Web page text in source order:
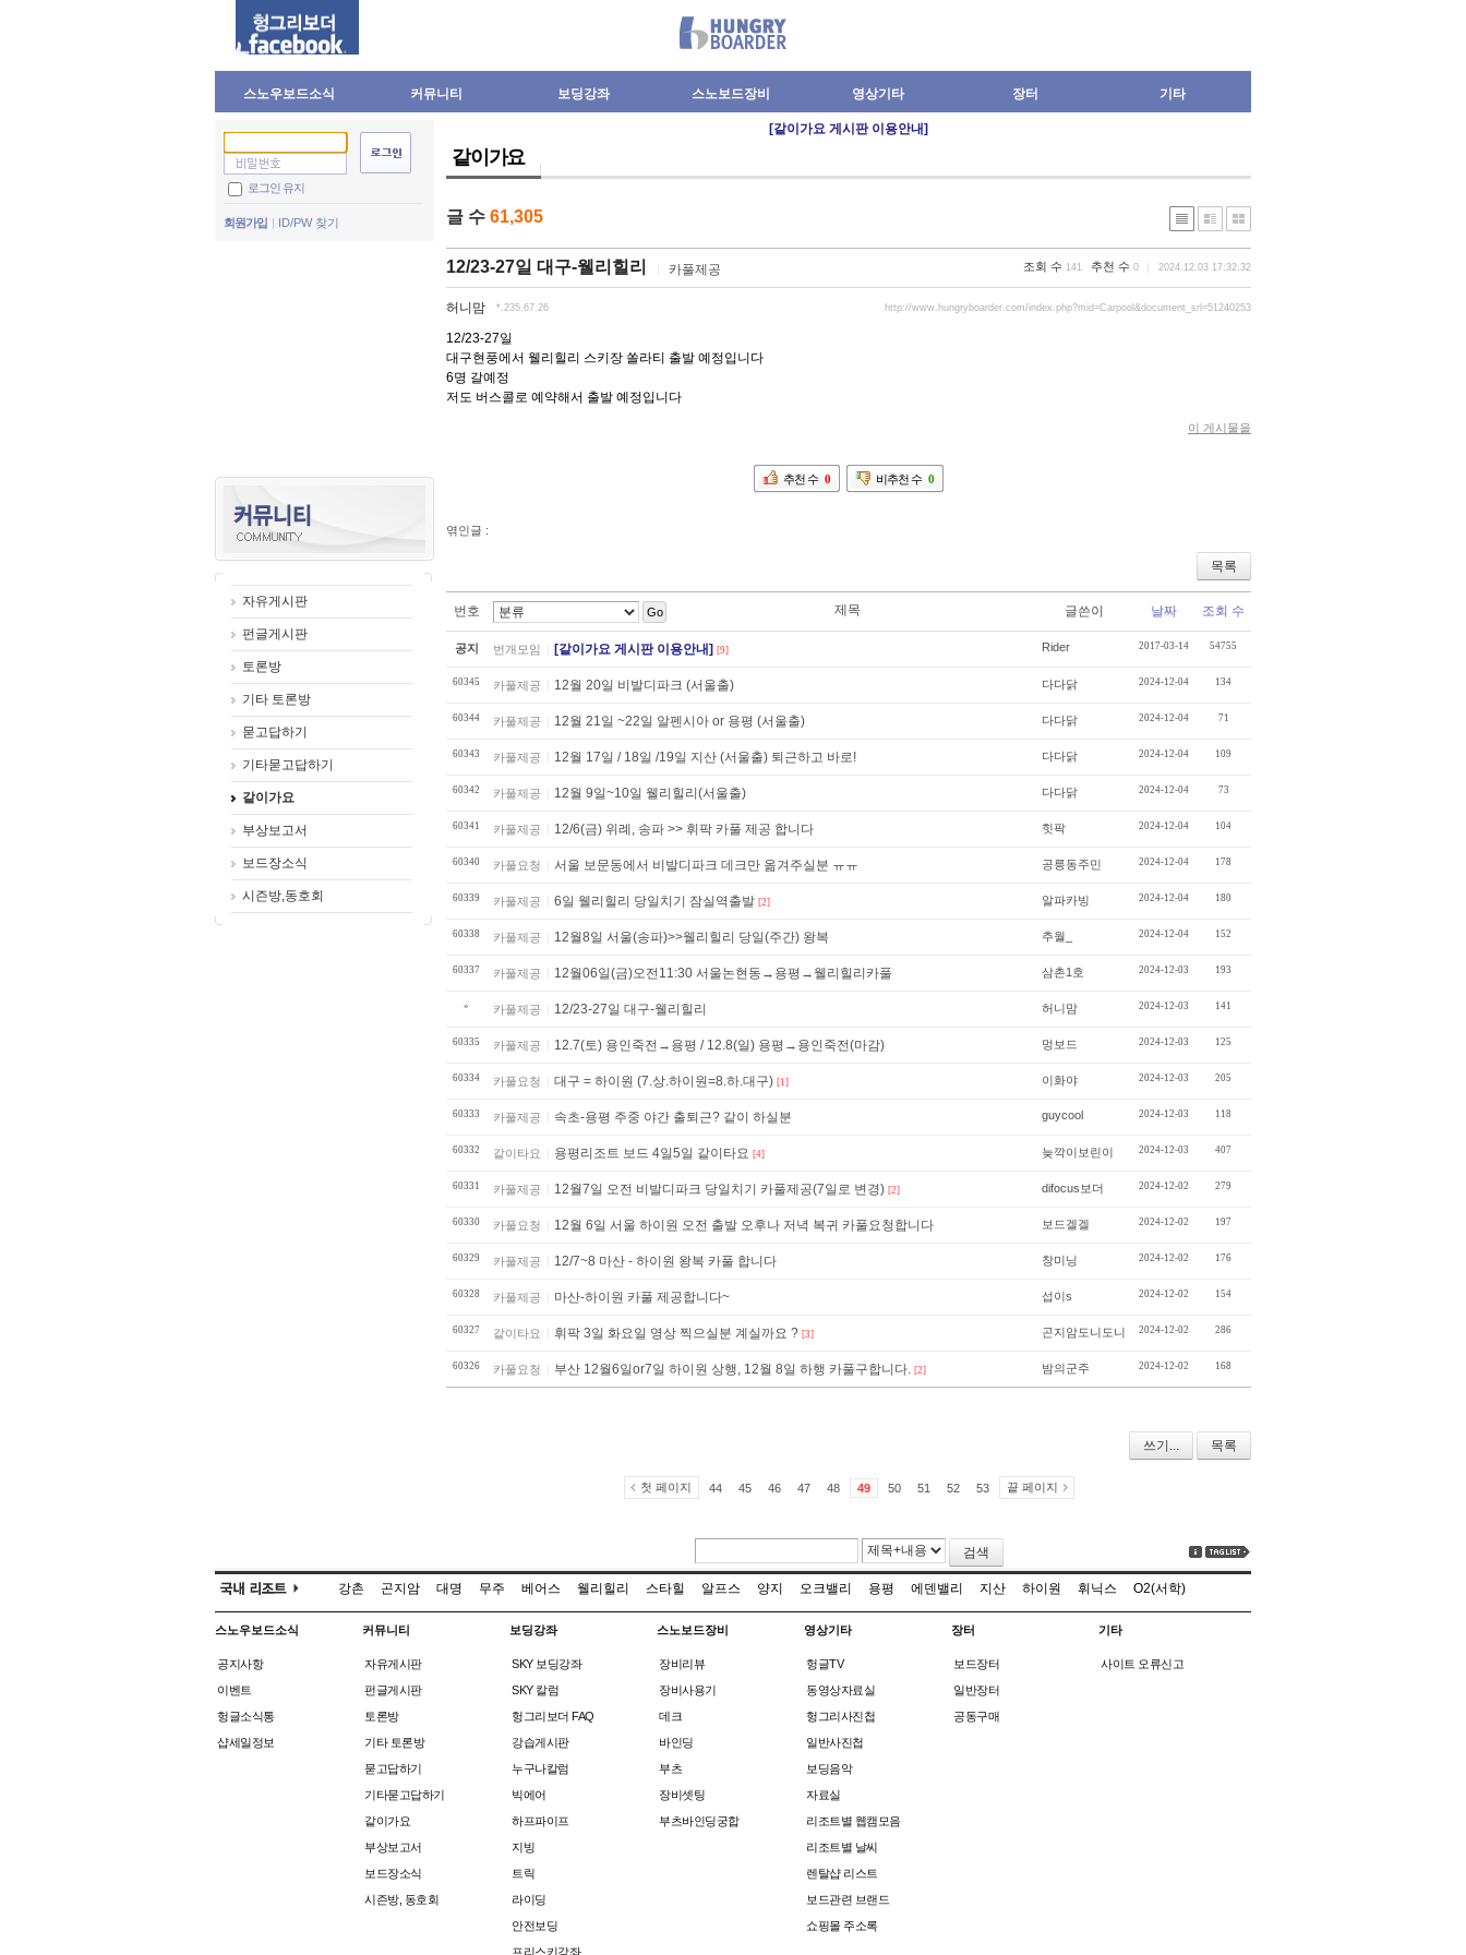
스노우보드소식 커뮤니티 보딩강좌 스노보드장비 영상기타 장터 기타
로그인 유지
회원가입 ID/PW 찾기
자유게시판
펀글게시판
토론방
기타 토론방
묻고답하기
기타묻고답하기
같이가요
부상보고서
보드장소식
시즌방,동호회
[같이가요 게시판 이용안내]
같이가요
글 수 61,305
12/23-27일 대구-웰리힐리 카풀제공 조회 수 141 추천 수 0 2024.12.03 17:32:32
허니맘 *.235.67.26 http://www.hungryboarder.com/index.php?mid=Carpool&document_srl=51240253
12/23-27일
대구현풍에서 웰리힐리 스키장 쏠라티 출발 예정입니다
6명 갈예정
저도 버스콜로 예약해서 출발 예정입니다
이 게시물을
추천 수 0 비추천 수 0
엮인글 :
목록
번호 Go 제목 글쓴이 날짜 조회 수
공지 번개모임 [같이가요 게시판 이용안내] [9] Rider 2017-03-14 54755
60345 카풀제공 12월 20일 비발디파크 (서울출) 다다닭 2024-12-04 134
60344 카풀제공 12월 21일 ~22일 알펜시아 or 용평 (서울출) 다다닭 2024-12-04 71
60343 카풀제공 12월 17일 / 18일 /19일 지산 (서울출) 퇴근하고 바로! 다다닭 2024-12-04 109
60342 카풀제공 12월 9일~10일 웰리힐리(서울출) 다다닭 2024-12-04 73
60341 카풀제공 12/6(금) 위례, 송파 >> 휘팍 카풀 제공 합니다 힛팍 2024-12-04 104
60340 카풀요청 서울 보문동에서 비발디파크 데크만 옮겨주실분 ㅠㅠ 공릉동주민 2024-12-04 178
60339 카풀제공 6일 웰리힐리 당일치기 잠실역출발 [2] 알파카빙 2024-12-04 180
60338 카풀제공 12월8일 서울(송파)>>웰리힐리 당일(주간) 왕복 추월_ 2024-12-04 152
60337 카풀제공 12월06일(금)오전11:30 서울논현동→용평→웰리힐리카풀 삼촌1호 2024-12-03 193
» 카풀제공 12/23-27일 대구-웰리힐리 허니맘 2024-12-03 141
60335 카풀제공 12.7(토) 용인죽전→용평 / 12.8(일) 용평→용인죽전(마감) 멍보드 2024-12-03 125
60334 카풀요청 대구 = 하이원 (7.상.하이원=8.하.대구) [1] 이화야 2024-12-03 205
60333 카풀제공 속초-용평 주중 야간 출퇴근? 같이 하실분 guycool 2024-12-03 118
60332 같이타요 용평리조트 보드 4일5일 같이타요 [4] 늦깍이보린이 2024-12-03 407
60331 카풀제공 12월7일 오전 비발디파크 당일치기 카풀제공(7일로 변경) [2] difocus보더 2024-12-02 279
60330 카풀요청 12월 6일 서울 하이원 오전 출발 오후나 저녁 복귀 카풀요청합니다 보드겔겔 2024-12-02 197
60329 카풀제공 12/7~8 마산 - 하이원 왕복 카풀 합니다 창미닝 2024-12-02 176
60328 카풀제공 마산-하이원 카풀 제공합니다~ 섭이s 2024-12-02 154
60327 같이타요 휘팍 3일 화요일 영상 찍으실분 계실까요 ? [3] 곤지암도니도니 2024-12-02 286
60326 카풀요청 부산 12월6일or7일 하이원 상행, 12월 8일 하행 카풀구합니다. [2] 밤의군주 2024-12-02 168
쓰기... 목록
첫 페이지 44 45 46 47 48 49 50 51 52 53 끝 페이지
검색
강촌 곤지암 대명 무주 베어스 웰리힐리 스타힐 알프스 양지 오크밸리 용평 에덴밸리 지산 하이원 휘닉스 O2(서학)
스노우보드소식
공지사항
이벤트
헝글소식통
샵세일정보
커뮤니티
자유게시판
펀글게시판
토론방
기타 토론방
묻고답하기
기타묻고답하기
같이가요
부상보고서
보드장소식
시즌방, 동호회
보딩강좌
SKY 보딩강좌
SKY 칼럼
헝그리보더 FAQ
강습게시판
누구나칼럼
빅에어
하프파이프
지빙
트릭
라이딩
안전보딩
프리스키강좌
스노보드장비
장비리뷰
장비사용기
데크
바인딩
부츠
장비셋팅
부츠바인딩궁합
영상기타
헝글TV
동영상자료실
헝그리사진첩
일반사진첩
보딩음악
자료실
리조트별 웹캠모음
리조트별 날씨
렌탈샵 리스트
보드관련 브랜드
쇼핑몰 주소록
장터
보드장터
일반장터
공동구매
기타
사이트 오류신고